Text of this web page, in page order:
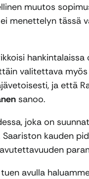
muutos
menettelyn tässä
hankintalaissa
valitettava
ja että
sanoo.
joka on
kauden
avulla